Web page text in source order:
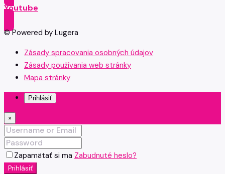
Youtube
© Powered by Lugera
Zásady spracovania osobných údajov
Zásady používania web stránky
Mapa stránky
Prihlásiť
×
Zapamätať si ma Zabudnuté heslo?
Prihlásiť